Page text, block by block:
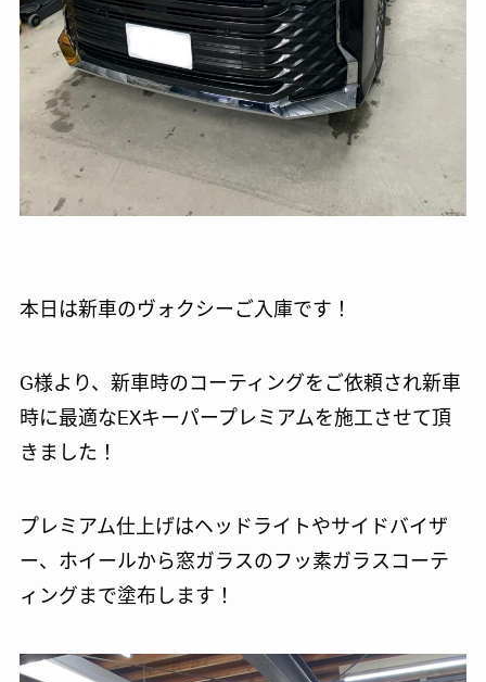
本日は新車のヴォクシーご入庫です！
G様より、新車時のコーティングをご依頼され新車
時に最適なEXキーパープレミアムを施工させて頂
きました！
プレミアム仕上げはヘッドライトやサイドバイザ
ー、ホイールから窓ガラスのフッ素ガラスコーテ
ィングまで塗布します！